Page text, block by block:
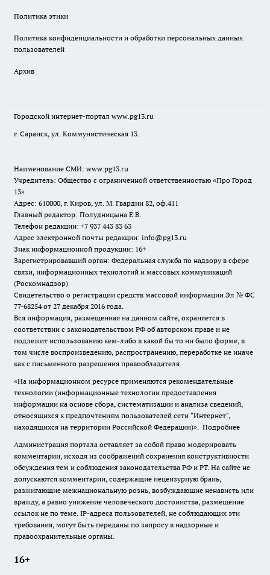
Политика этики
Политика конфиденциальности и обработки персональных данных
пользователей
Архив
Городской интернет-портал www.pg13.ru
г. Саранск, ул. Коммунистическая 13.
Наименование СМИ: www.pg13.ru
Учредитель: Общество с ограниченной ответственностью «Про Город
13»
Адрес: 610000, г. Киров, ул. М. Гвардии 82, оф.411
Главный редактор: Полудницына Е.В.
Телефон редакции: +7 937 443 83 63
Адрес электронной почты редакции: info@pg13.ru
Знак информационной продукции: 16+
Зарегистрировавший орган: Федеральная служба по надзору в сфере
связи, информационных технологий и массовых коммуникаций
(Роскомнадзор)
Свидетельство о регистрации средств массовой информации Эл № ФС
77-68254 от 27 декабря 2016 года.
Вся информация, размещенная на данном сайте, охраняется в
соответствии с законодательством РФ об авторском праве и не
подлежит использованию кем-либо в какой бы то ни было форме, в
том числе воспроизведению, распространению, переработке не иначе
как с письменного разрешения правообладателя.
«На информационном ресурсе применяются рекомендательные
технологии (информационные технологии предоставления
информации на основе сбора, систематизации и анализа сведений,
относящихся к предпочтениям пользователей сети "Интернет",
находящихся на территории Российской Федерации)». Подробнее
Администрация портала оставляет за собой право модерировать
комментарии, исходя из соображений сохранения конструктивности
обсуждения тем и соблюдения законодательства РФ и РТ. На сайте не
допускаются комментарии, содержащие нецензурную брань,
разжигающие межнациональную рознь, возбуждающие ненависть или
вражду, а равно унижение человеческого достоинства, размещение
ссылок не по теме. IP-адреса пользователей, не соблюдающих эти
требования, могут быть переданы по запросу в надзорные и
правоохранительные органы.
16+